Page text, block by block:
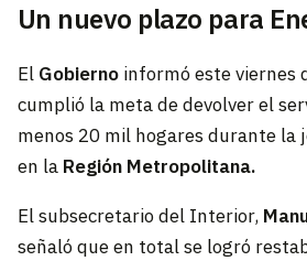
Un nuevo plazo para
El Gobiernoinformó este viernes
cumplió la meta de devolver el
menos 20 mil hogares durante la
en la Región Metropolitana.
El subsecretario del Interior,
señaló que en total se logró